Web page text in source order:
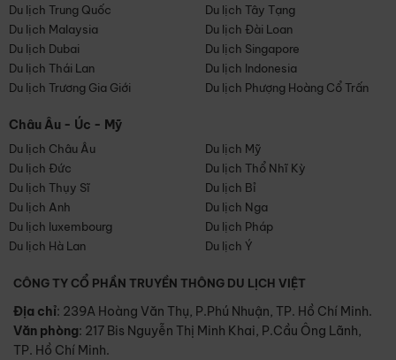
Du lịch Trung Quốc
Du lịch Tây Tạng
Du lịch Malaysia
Du lịch Đài Loan
Du lịch Dubai
Du lịch Singapore
Du lịch Thái Lan
Du lịch Indonesia
Du lịch Trương Gia Giới
Du lịch Phượng Hoàng Cổ Trấn
Châu Âu - Úc - Mỹ
Du lịch Châu Âu
Du lịch Mỹ
Du lịch Đức
Du lịch Thổ Nhĩ Kỳ
Du lịch Thụy Sĩ
Du lịch Bỉ
Du lịch Anh
Du lịch Nga
Du lịch luxembourg
Du lịch Pháp
Du lịch Hà Lan
Du lịch Ý
CÔNG TY CỔ PHẦN TRUYỀN THÔNG DU LỊCH VIỆT
Địa chỉ: 239A Hoàng Văn Thụ, P.Phú Nhuận, TP. Hồ Chí Minh.
Văn phòng: 217 Bis Nguyễn Thị Minh Khai, P.Cầu Ông Lãnh,
TP. Hồ Chí Minh.